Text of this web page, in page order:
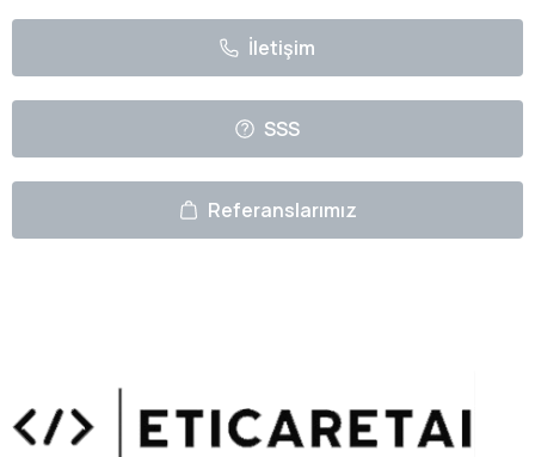
İletişim
SSS
Referanslarımız